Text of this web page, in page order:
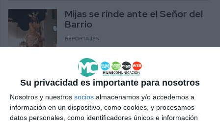
Su privacidad es importante para nosotros
Nosotros y nuestros socios almacenamos y/o accedemos a
información en un dispositivo, como cookies, y procesamos
datos personales, como identificadores únicos e información
Mijas se rinde ante el Señor del
Barrio
REPORTAJES
El Miércoles Santo el Señor del
Barrio saldrá a su encuentro con
los mijeños
ACTUALIDAD